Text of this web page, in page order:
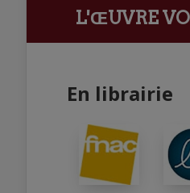
L'ŒUVRE
En librairie